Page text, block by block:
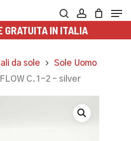
searchaccount
GRATUITA IN ITALIA
da sole
Sole Uomo
C.1-2 – silver